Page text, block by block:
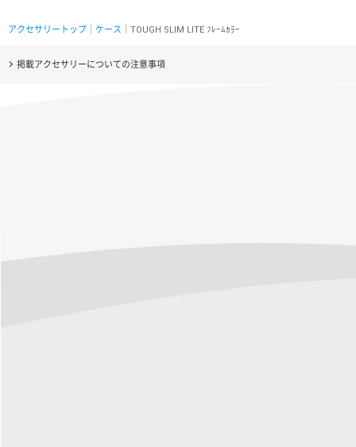
アクセサリートップ ケース ｜TOUGH SLIM LITE ﾌﾚｰﾑｶﾗｰ
掲載アクセサリーについての注意事項